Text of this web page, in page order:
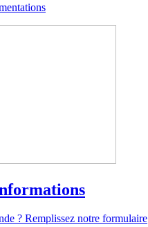
? Remplissez notre formulaire